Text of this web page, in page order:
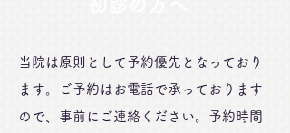
当院は原則として予約優先となっており
ます。ご予約はお電話で承っております
ので、事前にご連絡ください。予約時間